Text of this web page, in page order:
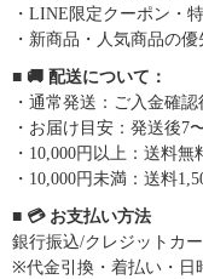
・LINE限定クーポン・
・新商品・人気商品の優
■ 🚚 配送について：
・通常発送：ご入金確
・お届け目安：発送後7
・10,000円以上：送料
・10,000円未満：送料
■ 💳 お支払い方法
銀行振込/クレジットカ
※代金引換・着払い・日